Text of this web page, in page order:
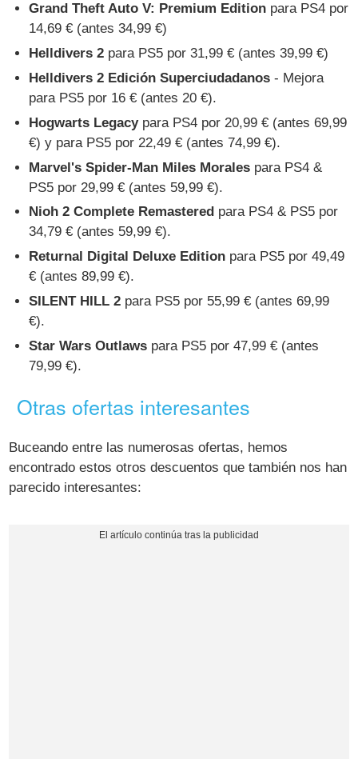
Grand Theft Auto V: Premium Edition para PS4 por
14,69 € (antes 34,99 €)
Helldivers 2 para PS5 por 31,99 € (antes 39,99 €)
Helldivers 2 Edición Superciudadanos - Mejora
para PS5 por 16 € (antes 20 €).
Hogwarts Legacypara PS4 por 20,99 € (antes 69,99
€) y para PS5 por 22,49 € (antes 74,99 €).
Marvel's Spider-Man Miles Morales para PS4 &
PS5 por 29,99 € (antes 59,99 €).
Nioh 2 Complete Remastered para PS4 & PS5 por
34,79 € (antes 59,99 €).
Returnal Digital Deluxe Edition para PS5 por 49,49
€ (antes 89,99 €).
SILENT HILL 2 para PS5 por 55,99 € (antes 69,99
€).
Star Wars Outlaws para PS5 por 47,99 € (antes
79,99 €).
Otras ofertas interesantes
Buceando entre las numerosas ofertas, hemos
encontrado estos otros descuentos que también nos han
parecido interesantes: